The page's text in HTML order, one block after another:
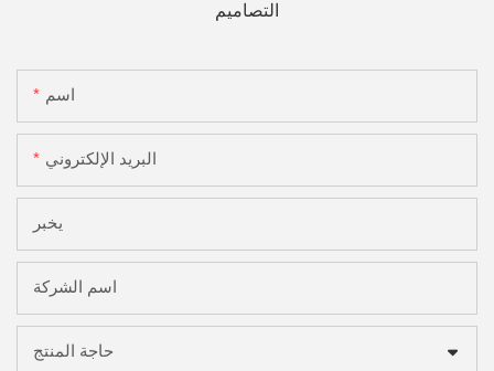
التصاميم
اسم
البريد الإلكتروني
يخبر
اسم الشركة
حاجة المنتج